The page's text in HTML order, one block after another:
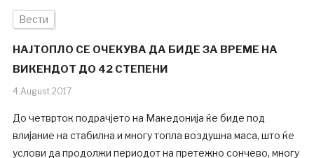
Вести
НАЈТОПЛО СЕ ОЧЕКУВА ДА БИДЕ ЗА ВРЕМЕ НА
ВИКЕНДОТ ДО 42 СТЕПЕНИ
4.August.2017
До четврток подрачјето на Македонија ќе биде под
влијание на стабилна и многу топла воздушна маса, што ќе
услови да продолжи периодот на претежно сончево, многу